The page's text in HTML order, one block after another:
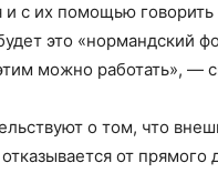
и с их помощью
это «нормандский
можно работать», —
о том, что
от